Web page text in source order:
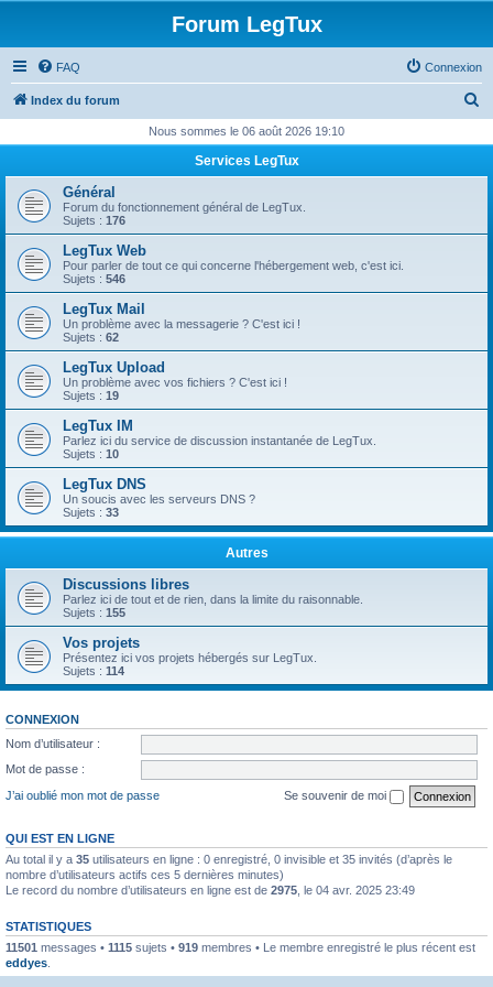
Forum LegTux
FAQ Connexion
Index du forum
h
r
Nous sommes le 06 août 2026 19:10
Services LegTux
Général
Forum du fonctionnement général de LegTux.
Sujets : 176
LegTux Web
Pour parler de tout ce qui concerne l'hébergement web, c'est ici.
Sujets : 546
LegTux Mail
Un problème avec la messagerie ? C'est ici !
Sujets : 62
LegTux Upload
Un problème avec vos fichiers ? C'est ici !
Sujets : 19
LegTux IM
Parlez ici du service de discussion instantanée de LegTux.
Sujets : 10
LegTux DNS
Un soucis avec les serveurs DNS ?
Sujets : 33
Autres
Discussions libres
Parlez ici de tout et de rien, dans la limite du raisonnable.
Sujets : 155
Vos projets
Présentez ici vos projets hébergés sur LegTux.
Sujets : 114
CONNEXION
Nom d’utilisateur :
Mot de passe :
J’ai oublié mon mot de passe
Se souvenir de moi
QUI EST EN LIGNE
Au total il y a 35 utilisateurs en ligne : 0 enregistré, 0 invisible et 35 invités (d’après le
nombre d’utilisateurs actifs ces 5 dernières minutes)
Le record du nombre d’utilisateurs en ligne est de 2975 , le 04 avr. 2025 23:49
STATISTIQUES
11501 messages • 1115 sujets • 919 membres • Le membre enregistré le plus récent est
eddyes